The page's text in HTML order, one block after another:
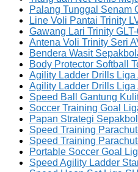
Palang Tunggal Senam
Line Voli Pantai Trinity
Gawang Lari Trinity
Antena Voli Trinity Seri
Bendera Wasit
Body Protector Softball
Agility Ladder Drills Liga
Agility Ladder Drills Liga
Speed Ball Gantung
Soccer Training Goal
Papan Strategi
Speed Training
Speed Training
Portable Soccer Goal
Speed Agility Ladder